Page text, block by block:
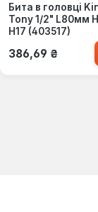
Бита в головці
Tony 1/2" L80мм
H17 (403517)
Звичайна ціна:
386,69 ₴